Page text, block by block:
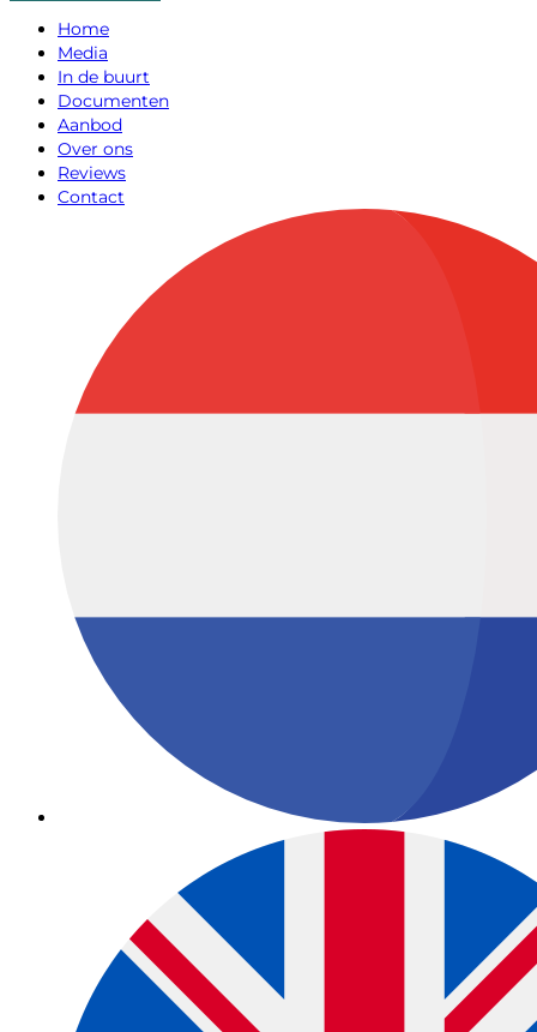
Home
Media
In de buurt
Documenten
Aanbod
Over ons
Reviews
Contact